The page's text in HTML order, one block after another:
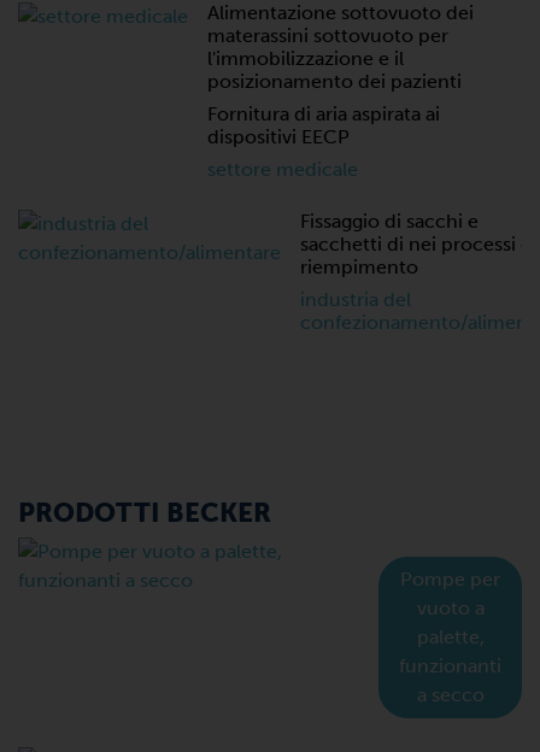
Alimentazione sottovuoto dei
materassini sottovuoto per
l'immobilizzazione e il
posizionamento dei pazienti
Fornitura di aria aspirata ai
dispositivi EECP
settore medicale
Fissaggio di sacchi e
sacchetti di nei processi di
riempimento
industria del
confezionamento/
PRODOTTI BECKER
Pompe per
vuoto a
palette,
funzionanti
a secco